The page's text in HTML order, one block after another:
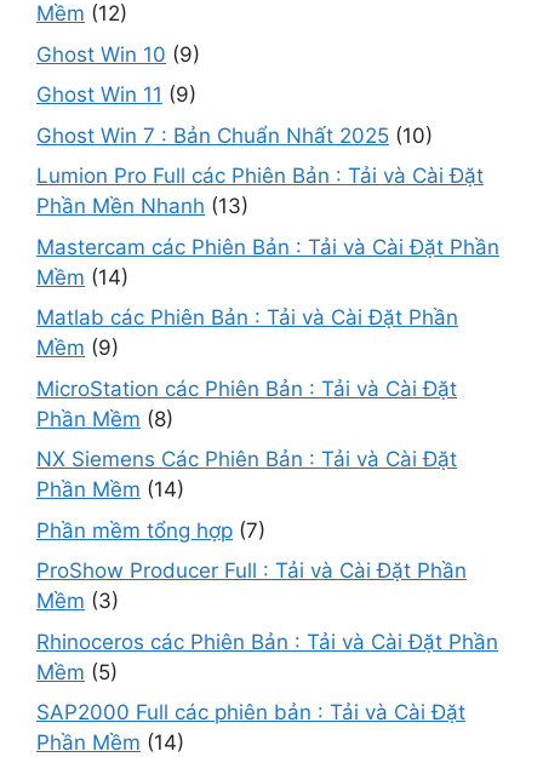
Mềm (12)
Ghost Win 10 (9)
Ghost Win 11 (9)
Ghost Win 7 : Bản Chuẩn Nhất 2025 (10)
Lumion Pro Full các Phiên Bản : Tải và Cài Đặt
Phần Mền Nhanh (13)
Mastercam các Phiên Bản : Tải và Cài Đặt Phần
Mềm (14)
Matlab các Phiên Bản : Tải và Cài Đặt Phần
Mềm (9)
MicroStation các Phiên Bản : Tải và Cài Đặt
Phần Mềm (8)
NX Siemens Các Phiên Bản : Tải và Cài Đặt
Phần Mềm (14)
Phần mềm tổng hợp (7)
ProShow Producer Full : Tải và Cài Đặt Phần
Mềm (3)
Rhinoceros các Phiên Bản : Tải và Cài Đặt Phần
Mềm (5)
SAP2000 Full các phiên bản : Tải và Cài Đặt
Phần Mềm (14)